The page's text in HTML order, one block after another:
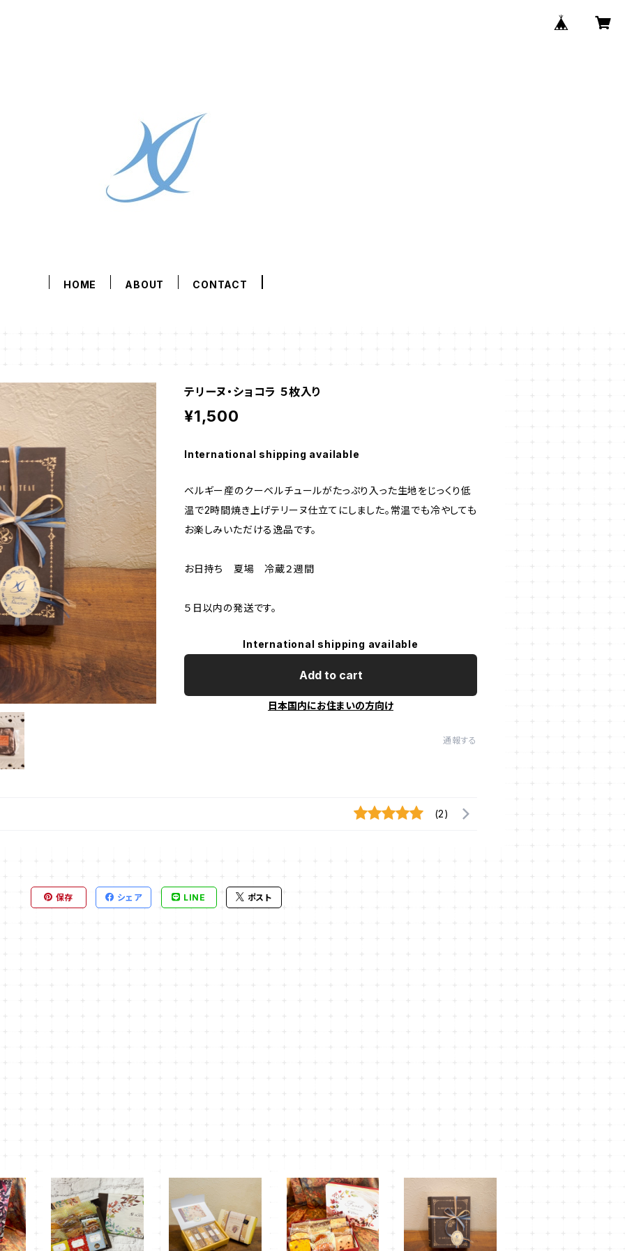
HOME ABOUT CONTACT
テリーヌ・ショコラ ５枚入り
¥1,500
International shipping available
ベルギー産のクーベルチュールがたっぷり入った生地をじっくり低
温で2時間焼き上げテリーヌ仕立てにしました。常温でも冷やしても
お楽しみいただける逸品です。
お日持ち 夏場 冷蔵２週間
５日以内の発送です。
International shipping available
Add to cart
日本国内にお住まいの方向け
通報する
(2)
保存 シェア LINE ポスト